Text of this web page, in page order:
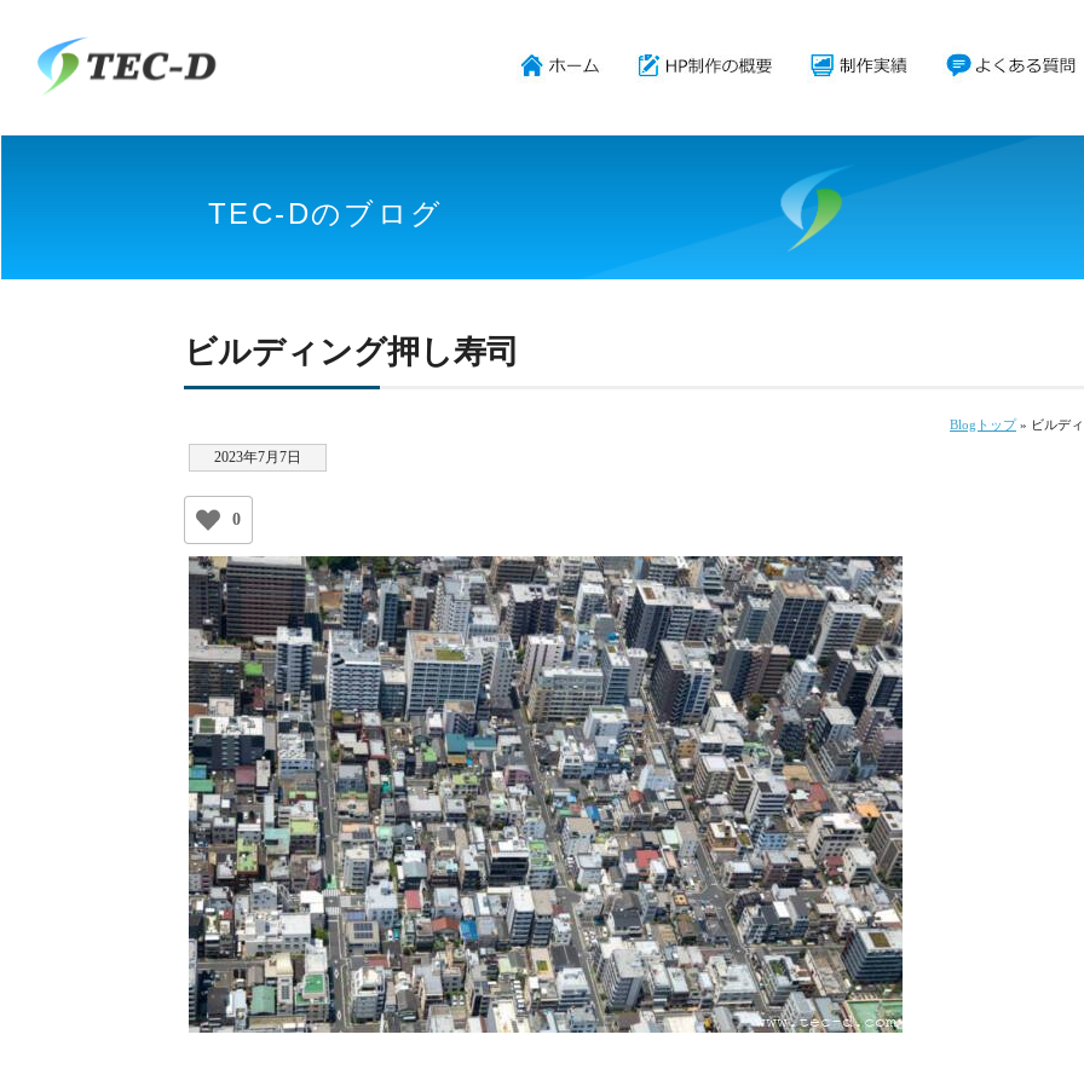
TEC-Dのブログ
ビルディング押し寿司
Blogトップ » ビルデ
2023年7月7日
0